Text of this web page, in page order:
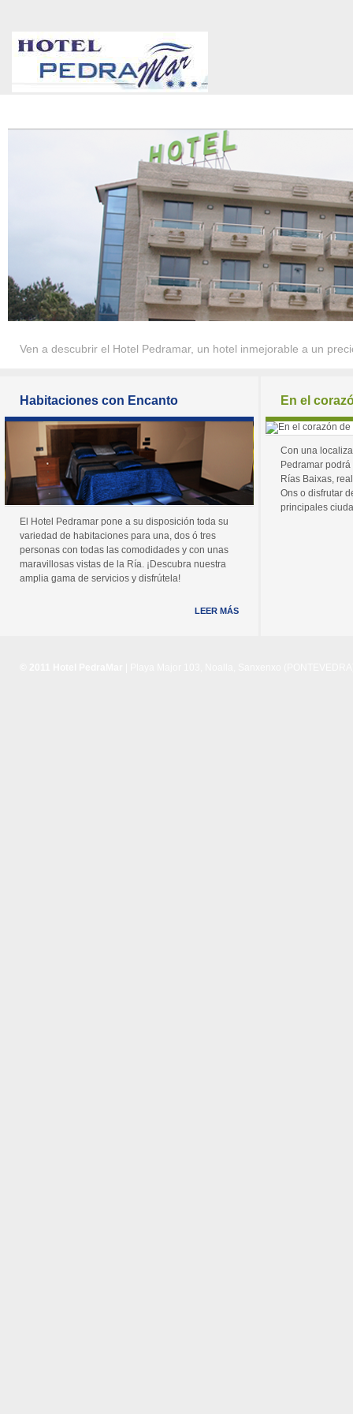
Ven a descubrir el Hotel Pedramar, un hotel inmejorable a un
Habitaciones con Encanto
El Hotel Pedramar pone a su disposición toda su
variedad de habitaciones para una, dos ó tres
personas con todas las comodidades y con unas
maravillosas vistas de la Ría. ¡Descubra nuestra
amplia gama de servicios y disfrútela!
LEER MÁS
En el
Con una
Pedramar
Rías Baixas,
Ons o disfrutar
principales